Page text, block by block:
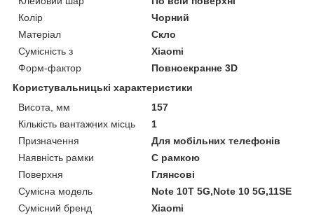
Колір
Чорний
Матеріал
Скло
Сумісність з
Xiaomi
Форм-фактор
Повноекранне 3D
Користувальницькі характеристики
Висота, мм
157
Кількість вантажних місць
1
Призначення
Для мобільних телефонів
Наявність рамки
C рамкою
Поверхня
Глянсові
Сумісна модель
Note 10T 5G,Note 10 5G,11SE
Сумісний бренд
Xiaomi